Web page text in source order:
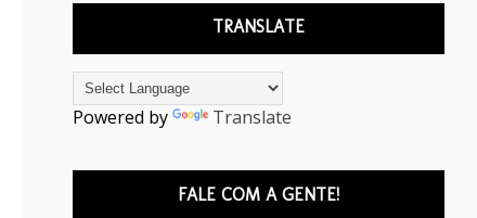
TRANSLATE
Powered by Translate
FALE COM A GENTE!